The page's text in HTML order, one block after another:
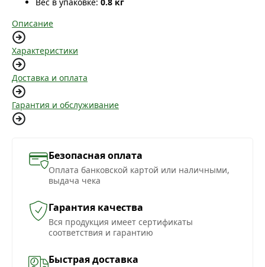
Описание
Характеристики
Доставка и оплата
Гарантия и обслуживание
Безопасная оплата
Оплата банковской картой или наличными,
выдача чека
Гарантия качества
Вся продукция имеет сертификаты
соответствия и гарантию
Быстрая доставка